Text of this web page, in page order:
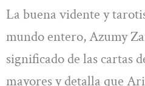
La buena vidente y
mundo entero, Azumy
significado de las cartas
mayores y detalla que